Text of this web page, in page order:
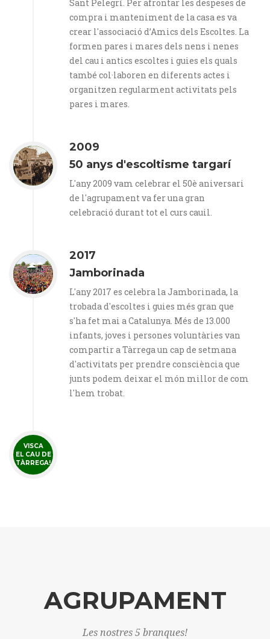
Sant Pelegrí. Per afrontar les despeses de
compra i manteniment de la casa es va
crear l'associació d’Amics dels Escoltes. La
formen pares i mares dels nens i nenes
del cau i antics escoltes i guies els quals
també col·laboren en diferents actes i
organitzen regularment activitats pels
pares i mares.
2009
50 anys d'escoltisme targarí
L'any 2009 vam celebrar el 50è aniversari
de l'agrupament va fer una gran
celebració durant tot el curs cauil.
2017
Jamborinada
L'any 2017 es celebra la Jamborinada, la
trobada d'escoltes i guies més gran que
s'ha fet mai a Catalunya. Més de 13.000
infants, joves i persones voluntàries van
compartir a Tàrrega un cap de setmana
d'activitats per prendre consciència que
junts podem deixar el món millor de com
l'hem trobat.
VISCA
EL CAU DE
TÀRREGA!
AGRUPAMENT
Les nostres 5 branques!